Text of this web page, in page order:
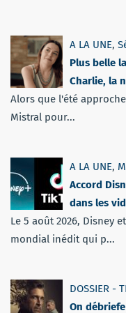
A LA UNE,
Plus belle
Charlie, la
Alors que l'été
Mistral pour...
A LA UNE,
Accord
dans les
Le 5 août 2026, Disney
mondial inédit qui p...
DOSSIER -
On